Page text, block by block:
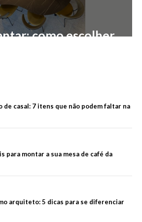
como escolher
sua sala de jantar
a
de casal: 7 itens que não podem faltar na
para montar a sua mesa de café da
arquiteto: 5 dicas para se diferenciar